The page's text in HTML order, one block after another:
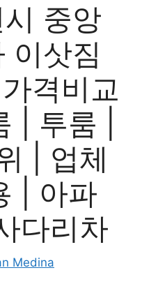
중앙
이삿짐
격비교
| 투룸 |
| 업체
| 아파
다리차
Medina